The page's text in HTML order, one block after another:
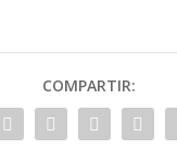
COMPARTIR: